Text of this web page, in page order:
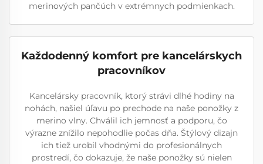
merinových pančúch v extrémnych podmienkach.
Každodenný komfort pre kancelárskych
pracovníkov
Kancelársky pracovník, ktorý strávi dlhé hodiny na
nohách, našiel úľavu po prechode na naše ponožky z
merino vlny. Chválil ich jemnosť a podporu, čo
výrazne znížilo nepohodlie počas dňa. Štýlový dizajn
ich tiež urobil vhodnými do profesionálnych
prostredí, čo dokazuje, že naše ponožky sú nielen